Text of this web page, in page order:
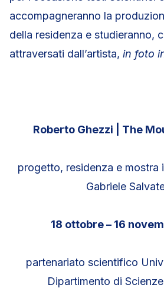
accompagneranno la
della residenza e studieranno,
attraversati dall’artista, in foto
Roberto Ghezzi | The
progetto, residenza e mostra
Gabriele
18 ottobre – 16
partenariato scientifico
Dipartimento di